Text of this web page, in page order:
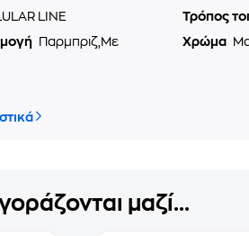
LINE Τρόπος
Παρμπριζ,Με
Χρώμα
μαζί...